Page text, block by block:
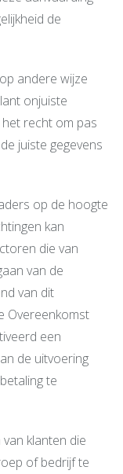
de
andere wijze
onjuiste
recht om pas
juiste gegevens
op de hoogte
kan
die van
van de
van dit
Overeenkomst
een
de uitvoering
te
klanten die
of bedrijf te